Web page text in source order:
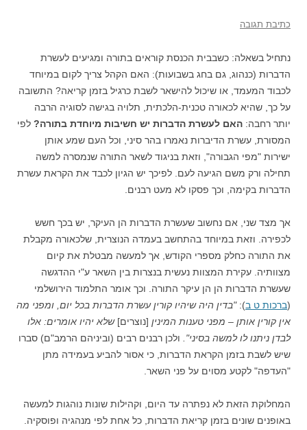
כתיבת תגובה
נתחיל בשאלה: כשבבית הכנסת קוראים בתורה ומגיעים לעשרת
הדברות (כנהוג, גם בחג בשבועות): האם הקהל צריך לקום במיוחד
לכבוד המעמד, או שיכול להישאר לשבת כרגיל בזמן קריאה? התשובה
על כך, שהיא לכאורה טכנית-הלכתית, תלויה בגישה לסוגיה הרבה
יותר רחבה: האם לעשרת הדברות יש חשיבות מיוחדת בתורה? לפי
המסורת, עשרת הדיברות נאמרו בהר סיני, וכל העם שמע אותן
ישירות "מפי הגבורה", וזאת בניגוד לשאר התורה שנמסרה למשה
תחילה ורק משם הגיעה לעם. לפיכך יש הגיון לכבד את הקראת עשרת
הדברות בקימה, וכך פסקו לא מעט רבנים.
אך מצד שני, אם נחשוב שעשרת הדברות הן העיקר, יש בכך חשש
לכפירה. וזאת במיוחד בהתחשב בעמדה הנוצרית, שלכאורה מקבלת
את התורה כחלק מספרי הקודש, אך למעשה מבטלת את קיום
מצוותיה. עקירת המצוות נעשית בנצרות בין השאר ע"י ההדגשה
שעשרת הדברות הן הן עיקר התורה. וכך אומר התלמוד הירושלמי
(ברכות ט ב):"בדין היה שיהיו קורין עשרת הדברות בכל יום, ומפני מה
אין קורין אותן – מפני טענות המינין [נוצרים] שלא יהיו אומרים: אלו
לבדן ניתנו לו למשה בסיני".
ולכן רבנים רבים (וביניהם הרמב"ם) סברו
שיש לשבת בזמן הקראת הדברות, כי אסור להביע בעמידה מתן
"העדפה" לקטע מסוים על פני השאר.
המחלוקת הזאת לא נפתרה עד היום, וקהילות שונות נוהגות למעשה
באופנים שונים בזמן קריאת הדברות, כל אחת לפי מנהגיה ופוסקיה.